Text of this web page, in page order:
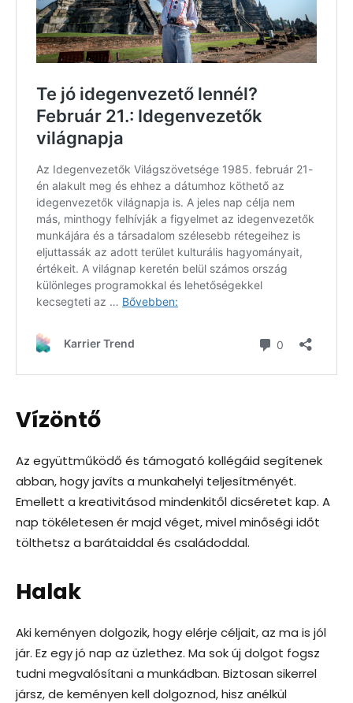
Vízöntő
Az együttműködő és támogató kollégáid segítenek
abban, hogy javíts a munkahelyi teljesítményét.
Emellett a kreativitásod mindenkitől dicséretet kap. A
nap tökéletesen ér majd véget, mivel minőségi időt
tölthetsz a barátaiddal és családoddal.
Halak
Aki keményen dolgozik, hogy elérje céljait, az ma is jól
jár. Ez egy jó nap az üzlethez. Ma sok új dolgot fogsz
tudni megvalósítani a munkádban. Biztosan sikerrel
jársz, de keményen kell dolgoznod, hisz anélkül